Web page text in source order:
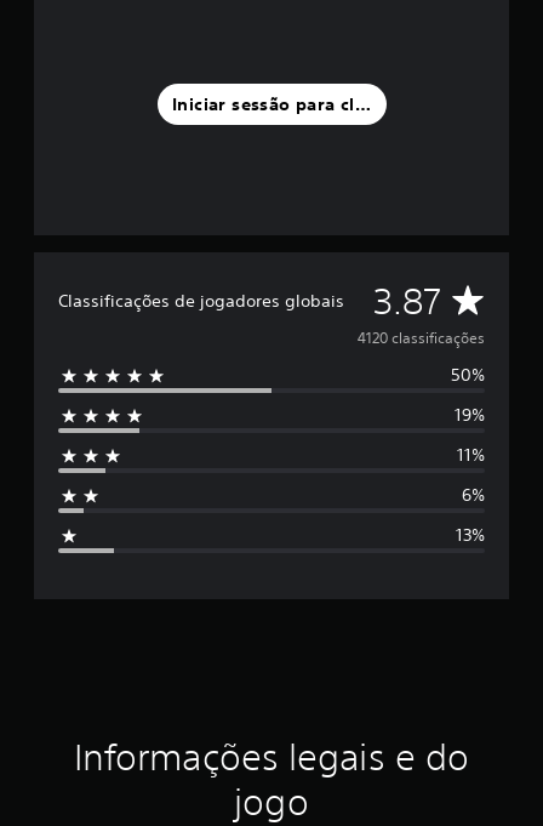
Iniciar sessão para classificar
Classificações de jogadores globais 3.87 C
l
a
s
i
ç
4120 classificações
50%
19%
11%
6%
13%
Informações legais e do
jogo